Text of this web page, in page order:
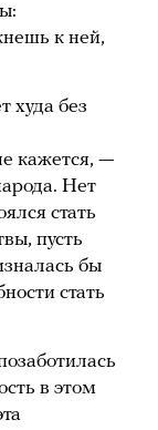
к ней,
худа без
кажется, —
Нет
стать
пусть
бы
стать
в этом